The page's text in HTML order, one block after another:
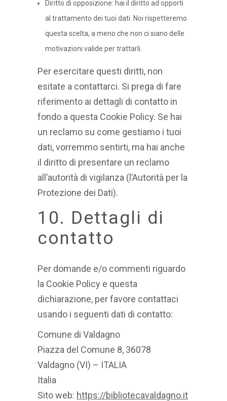
Diritto di opposizione: hai il diritto ad opporti
al trattamento dei tuoi dati. Noi rispetteremo
questa scelta, a meno che non ci siano delle
motivazioni valide per trattarli.
Per esercitare questi diritti, non
esitate a contattarci. Si prega di fare
riferimento ai dettagli di contatto in
fondo a questa Cookie Policy. Se hai
un reclamo su come gestiamo i tuoi
dati, vorremmo sentirti, ma hai anche
il diritto di presentare un reclamo
all’autorità di vigilanza (l’Autorità per la
Protezione dei Dati).
10. Dettagli di
contatto
Per domande e/o commenti riguardo
la Cookie Policy e questa
dichiarazione, per favore contattaci
usando i seguenti dati di contatto:
Comune di Valdagno
Piazza del Comune 8, 36078
Valdagno (VI) – ITALIA
Italia
Sito web: https://bibliotecavaldagno.it